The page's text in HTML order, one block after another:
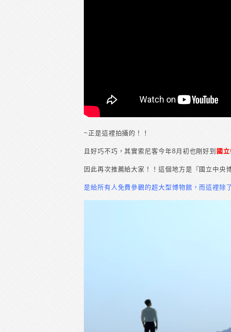
~正是這裡拍攝的！！
且好巧不巧，其實索尼客今年8月初也剛好到 國
因此再次推薦給大家！！這個地方是『國立中央
是給所有人免費參觀的超大型博物館，而這裡除